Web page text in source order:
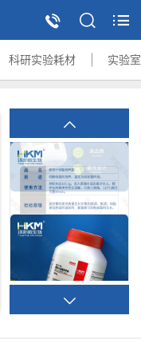
科研实验耗材 实验